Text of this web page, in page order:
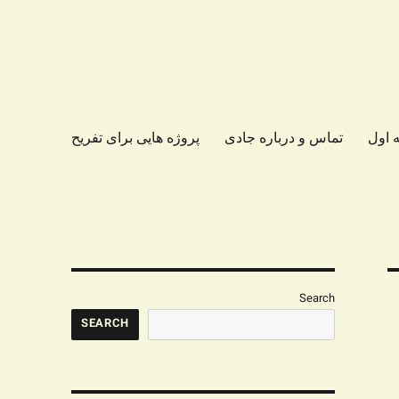
اول تماس و درباره جادی پروژه هایی برای تفریح
Search
SEARCH